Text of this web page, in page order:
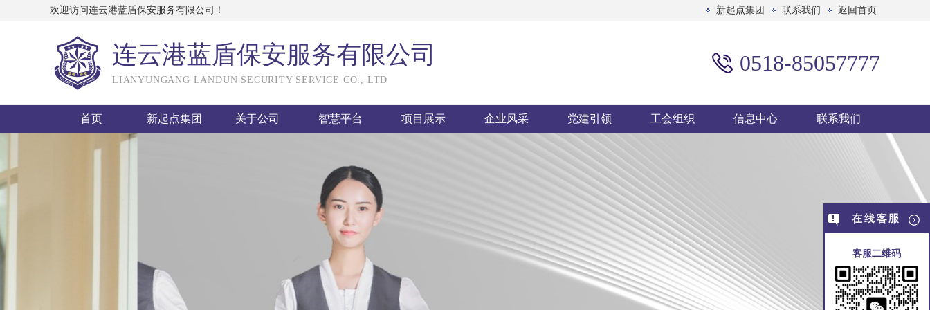
欢迎访问连云港蓝盾保安服务有限公司！ 新起点集团 联系我们 返回首页
连云港蓝盾保安服务有限公司
LIANYUNGANG LANDUN SECURITY SERVICE CO., LTD
0518-85057777
首页 新起点集团 关于公司 智慧平台 项目展示 企业风采 党建引领 工会组织 信息中心 联系我们
客服二维码